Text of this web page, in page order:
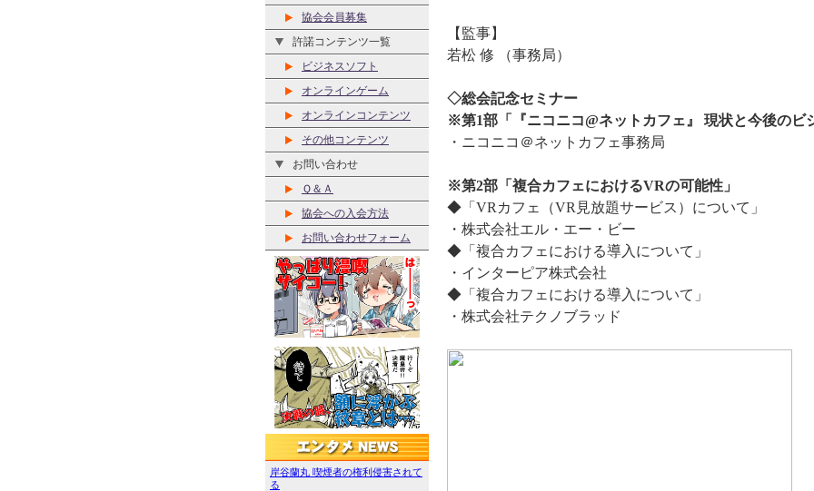
協会会員募集
許諾コンテンツ一覧
ビジネスソフト
オンラインゲーム
オンラインコンテンツ
その他コンテンツ
お問い合わせ
Ｑ＆Ａ
協会への入会方法
お問い合わせフォーム
【監事】
若松 修 （事務局）
◇総会記念セミナー
※第1部「『ニコニコ@ネットカフェ』 現状と今後のビ
・ニコニコ＠ネットカフェ事務局
※第2部「複合カフェにおけるVRの可能性」
◆「VRカフェ（VR見放題サービス）について」
・株式会社エル・エー・ビー
◆「複合カフェにおける導入について」
・インターピア株式会社
◆「複合カフェにおける導入について」
・株式会社テクノブラッド